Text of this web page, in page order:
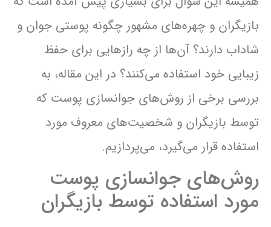
بازیگران و چهره‌های مشهور چگونه پوستی جوان و
شاداب دارند؟ آن‌ها از چه رازهایی برای حفظ
زیبایی خود استفاده می‌کنند؟ در این مقاله، به
بررسی برخی از روش‌های جوانسازی پوست که
توسط بازیگران و شخصیت‌های معروف مورد
استفاده قرار می‌گیرد، می‌پردازیم.
روش‌های جوانسازی پوست
مورد استفاده توسط بازیگران